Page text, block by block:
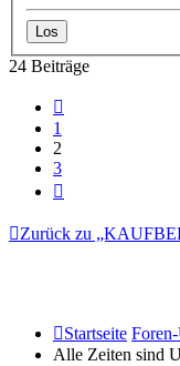
24 Beiträge
1
2
3
Zurück zu
Startseite
Alle Zeiten sind